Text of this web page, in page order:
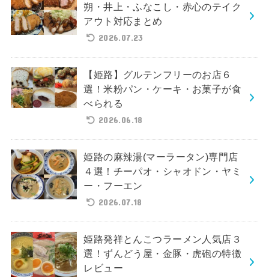
朔・井上・ふなこし・赤心のテイク
アウト対応まとめ
2026.07.23
【姫路】グルテンフリーのお店６
選！米粉パン・ケーキ・お菓子が食
べられる
2026.06.18
姫路の麻辣湯(マーラータン)専門店
４選！チーパオ・シャオドン・ヤミ
ー・フーエン
2026.07.18
姫路発祥とんこつラーメン人気店３
選！ずんどう屋・金豚・虎砲の特徴
レビュー